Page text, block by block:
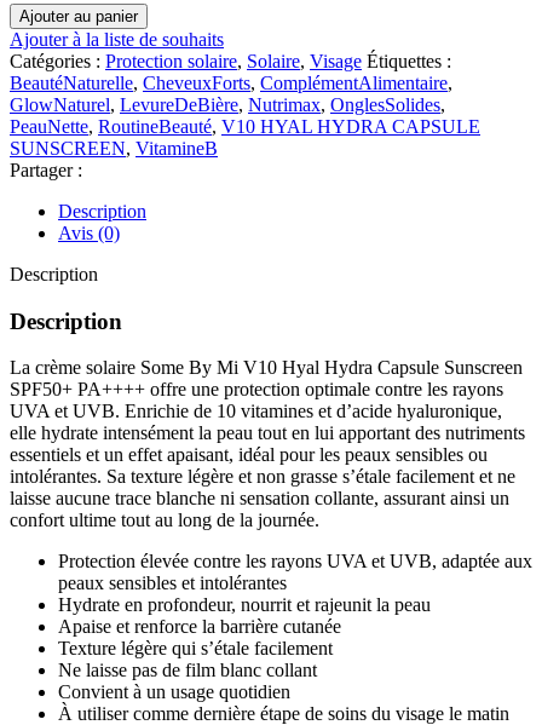
quantité
de
SOME
BY
MI
V10
HYAL
HYDRA
CAPSULE
SUNSCREEN
40M
Ajouter au panier
Ajouter à la liste de souhaits
Catégories : Protection solaire, Solaire, Visage Étiquettes :
BeautéNaturelle, CheveuxForts, ComplémentAlimentaire,
GlowNaturel, LevureDeBière, Nutrimax, OnglesSolides,
PeauNette, RoutineBeauté, V10 HYAL HYDRA CAPSULE
SUNSCREEN, VitamineB
Partager :
Description
Avis (0)
Description
Description
La crème solaire Some By Mi V10 Hyal Hydra Capsule Sunscreen
SPF50+ PA++++ offre une protection optimale contre les rayons
UVA et UVB. Enrichie de 10 vitamines et d’acide hyaluronique,
elle hydrate intensément la peau tout en lui apportant des nutriments
essentiels et un effet apaisant, idéal pour les peaux sensibles ou
intolérantes. Sa texture légère et non grasse s’étale facilement et ne
laisse aucune trace blanche ni sensation collante, assurant ainsi un
confort ultime tout au long de la journée.
Protection élevée contre les rayons UVA et UVB, adaptée aux
peaux sensibles et intolérantes
Hydrate en profondeur, nourrit et rajeunit la peau
Apaise et renforce la barrière cutanée
Texture légère qui s’étale facilement
Ne laisse pas de film blanc collant
Convient à un usage quotidien
À utiliser comme dernière étape de soins du visage le matin